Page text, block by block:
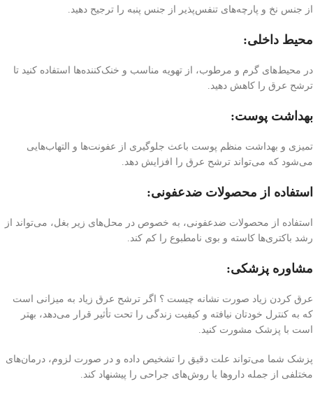
از جنس نخ و پارچه‌های تنفس‌پذیر از جنس پنبه را ترجیح دهید.
محیط داخلی:
در محیط‌های گرم و مرطوب، از تهویه مناسب و خنک‌کننده‌ها استفاده کنید تا
ترشح عرق را کاهش دهید.
بهداشت پوست:
تمیزی و بهداشت منظم پوست باعث جلوگیری از عفونت‌ها و التهاب‌هایی
می‌شود که می‌تواند ترشح عرق را افزایش دهد.
استفاده از محصولات ضد‌عفونی:
استفاده از محصولات ضد‌عفونی، به خصوص در محل‌های زیر بغل، می‌تواند از
رشد باکتری‌ها کاسته و بوی نامطبوع را کم کند.
مشاوره پزشکی:
عرق كردن زياد صورت نشانه چيست ؟ اگر ترشح عرق زیاد به میزانی است
که به کنترل خودتان نیافته و کیفیت زندگی را تحت تأثیر قرار می‌دهد، بهتر
است با پزشک مشورت کنید.
پزشک شما می‌تواند علت دقیق را تشخیص داده و در صورت لزوم، درمان‌های
مختلفی از جمله داروها یا روش‌های جراحی را پیشنهاد کند.